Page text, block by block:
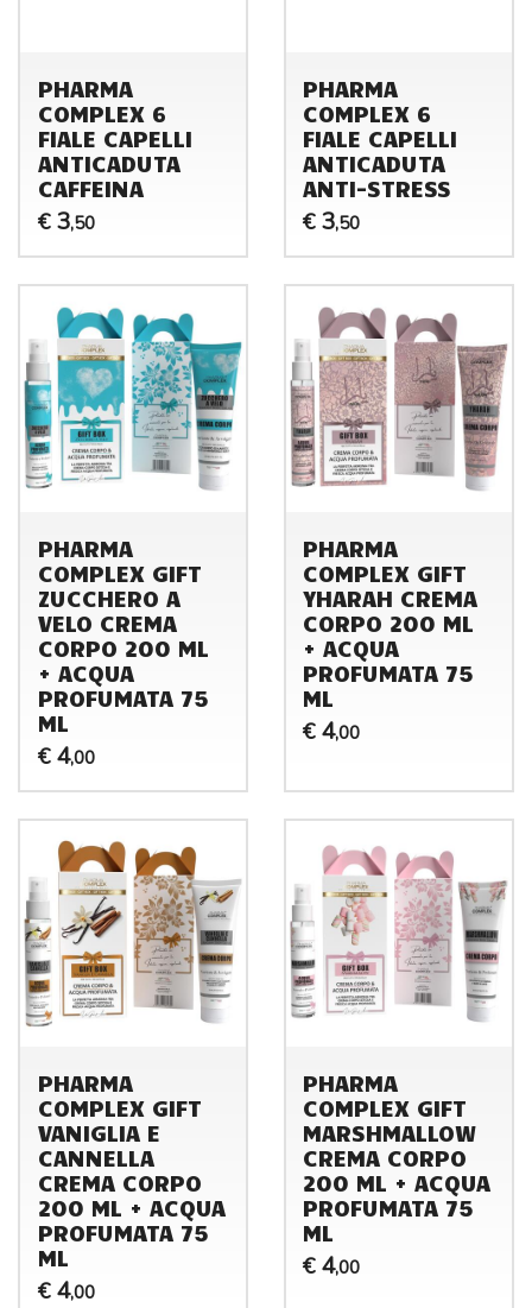
PHARMA
COMPLEX 6
FIALE CAPELLI
ANTICADUTA
CAFFEINA
€ 3,50
PHARMA
COMPLEX 6
FIALE CAPELLI
ANTICADUTA
ANTI-STRESS
€ 3,50
PHARMA
COMPLEX GIFT
ZUCCHERO A
VELO CREMA
CORPO 200 ML
+ ACQUA
PROFUMATA 75
ML
€ 4,00
PHARMA
COMPLEX GIFT
YHARAH CREMA
CORPO 200 ML
+ ACQUA
PROFUMATA 75
ML
€ 4,00
PHARMA
COMPLEX GIFT
VANIGLIA E
CANNELLA
CREMA CORPO
200 ML + ACQUA
PROFUMATA 75
ML
€ 4,00
PHARMA
COMPLEX GIFT
MARSHMALLOW
CREMA CORPO
200 ML + ACQUA
PROFUMATA 75
ML
€ 4,00